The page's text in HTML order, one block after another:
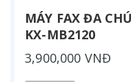
MÁY FAX ĐA
KX-MB2120
3,900,000 VNĐ